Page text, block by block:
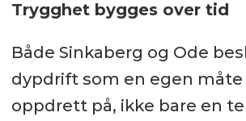
Trygghet bygges over tid
Både Sinkaberg og Ode
dypdrift som en egen måte
oppdrett på, ikke bare en